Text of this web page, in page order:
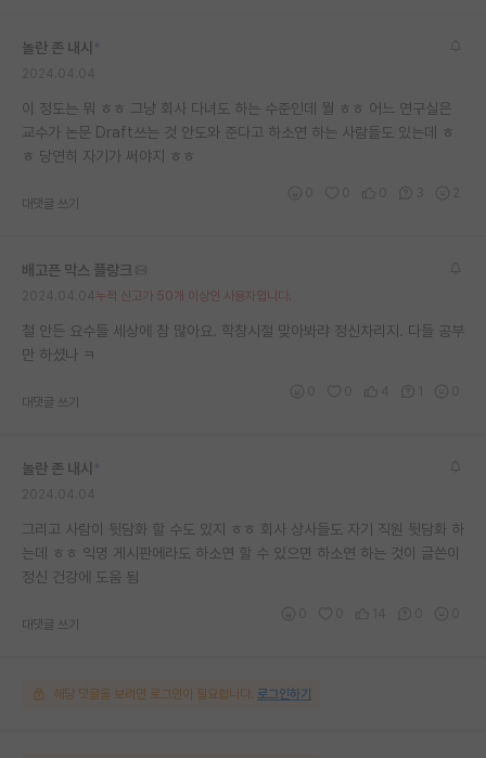
놀란 존 내시
이 정도는 뭐 ㅎㅎ 그냥 회사 다녀도 하는 수준인데 뭘 ㅎㅎ 어느 연구실은
교수가 논문 Draft쓰는 것 안도와 준다고 하소연 하는 사람들도 있는데 ㅎ
ㅎ 당연히 자기가 써야지 ㅎㅎ
대댓글 쓰기
배고픈 막스 플랑크
누적 신고가 50개 이상인 사용자입니다.
철 안든 요수들 세상에 참 많아요. 학창시절 맞아봐랴 정신차리지. 다들 공부
만 하셨나 ㅋ
대댓글 쓰기
놀란 존 내시
그리고 사람이 뒷담화 할 수도 있지 ㅎㅎ 회사 상사들도 자기 직원 뒷담화 하
는데 ㅎㅎ 익명 게시판에라도 하소연 할 수 있으면 하소연 하는 것이 글쓴이
정신 건강에 도움 됨
대댓글 쓰기
해당 댓글을 보려면 로그인이 필요합니다. 로그인하기